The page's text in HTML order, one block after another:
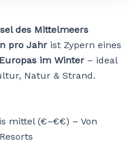
des Mittelmeers
pro Jahr ist Zypern eines
im Winter – ideal
Natur & Strand.
mittel (€–€€) – Von